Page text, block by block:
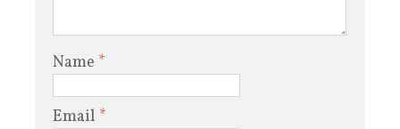
Name *
Email *